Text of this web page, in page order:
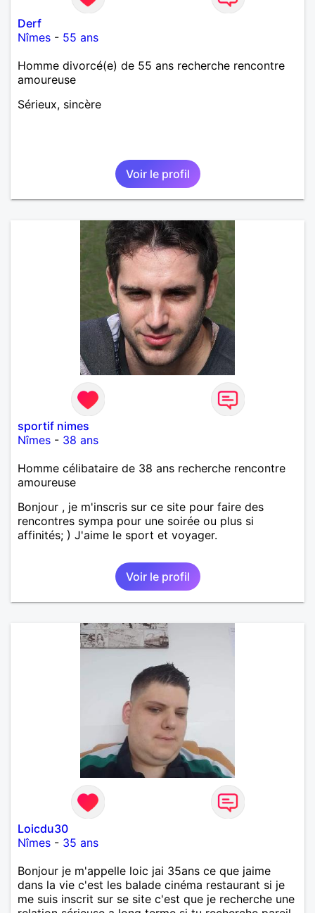
Derf
Nîmes - 55 ans
Homme divorcé(e) de 55 ans recherche rencontre
amoureuse
Sérieux, sincère
Voir le profil
sportif nimes
Nîmes - 38 ans
Homme célibataire de 38 ans recherche rencontre
amoureuse
Bonjour , je m'inscris sur ce site pour faire des
rencontres sympa pour une soirée ou plus si
affinités; ) J'aime le sport et voyager.
Voir le profil
Loicdu30
Nîmes - 35 ans
Bonjour je m'appelle loic jai 35ans ce que jaime
dans la vie c'est les balade cinéma restaurant si je
me suis inscrit sur se site c'est que je recherche une